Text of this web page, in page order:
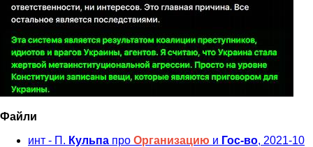
Файли
инт - П. Кульпа про Организацию и Гос-во, 2021-10